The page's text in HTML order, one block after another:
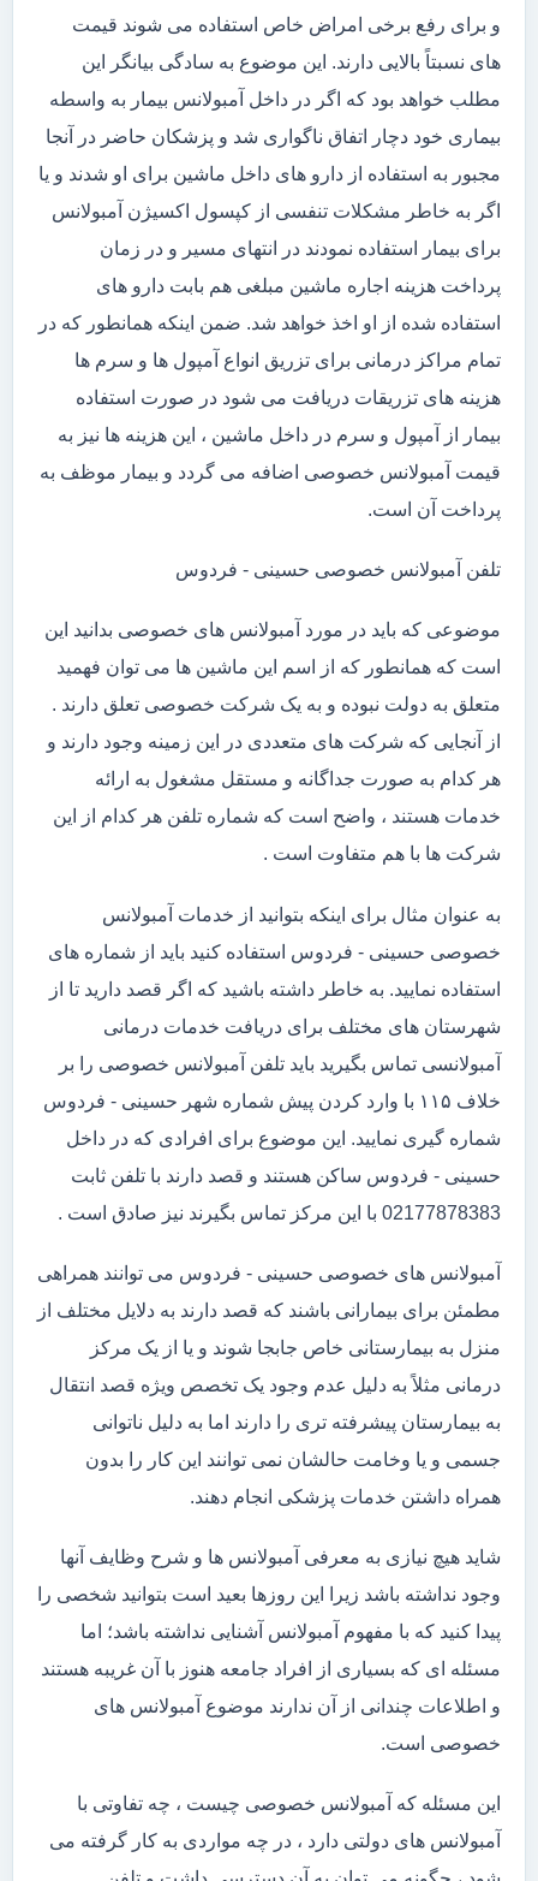
و برای رفع برخی امراض خاص استفاده می شوند قیمت
های نسبتاً بالایی دارند. این موضوع به سادگی بیانگر این
مطلب خواهد بود که اگر در داخل آمبولانس بیمار به واسطه
بیماری خود دچار اتفاق ناگواری شد و پزشکان حاضر در آنجا
مجبور به استفاده از دارو های داخل ماشین برای او شدند و یا
اگر به خاطر مشکلات تنفسی از کپسول اکسیژن آمبولانس
برای بیمار استفاده نمودند در انتهای مسیر و در زمان
پرداخت هزینه اجاره ماشین مبلغی هم بابت دارو های
استفاده شده از او اخذ خواهد شد. ضمن اینکه همانطور که در
تمام مراکز درمانی برای تزریق انواع آمپول ها و سرم ها
هزینه های تزریقات دریافت می شود در صورت استفاده
بیمار از آمپول و سرم در داخل ماشین ، این هزینه ها نیز به
قیمت آمبولانس خصوصی اضافه می گردد و بیمار موظف به
پرداخت آن است.
تلفن آمبولانس خصوصی حسینی - فردوس
موضوعی که باید در مورد آمبولانس های خصوصی بدانید این
است که همانطور که از اسم این ماشین ها می توان فهمید
متعلق به دولت نبوده و به یک شرکت خصوصی تعلق دارند .
از آنجایی که شرکت های متعددی در این زمینه وجود دارند و
هر کدام به صورت جداگانه و مستقل مشغول به ارائه
خدمات هستند ، واضح است که شماره تلفن هر کدام از این
شرکت ها با هم متفاوت است .
به عنوان مثال برای اینکه بتوانید از خدمات آمبولانس
خصوصی حسینی - فردوس استفاده کنید باید از شماره های
استفاده نمایید. به خاطر داشته باشید که اگر قصد دارید تا از
شهرستان های مختلف برای دریافت خدمات درمانی
آمبولانسی تماس بگیرید باید تلفن آمبولانس خصوصی را بر
خلاف ۱۱۵ با وارد کردن پیش شماره شهر حسینی - فردوس
شماره گیری نمایید. این موضوع برای افرادی که در داخل
حسینی - فردوس ساکن هستند و قصد دارند با تلفن ثابت
02177878383 با این مرکز تماس بگیرند نیز صادق است .
آمبولانس های خصوصی حسینی - فردوس می توانند همراهی
مطمئن برای بیمارانی باشند که قصد دارند به دلایل مختلف از
منزل به بیمارستانی خاص جابجا شوند و یا از یک مرکز
درمانی مثلاً به دلیل عدم وجود یک تخصص ویژه قصد انتقال
به بیمارستان پیشرفته تری را دارند اما به دلیل ناتوانی
جسمی و یا وخامت حالشان نمی توانند این کار را بدون
همراه داشتن خدمات پزشکی انجام دهند.
شاید هیچ نیازی به معرفی آمبولانس ها و شرح وظایف آنها
وجود نداشته باشد زیرا این روزها بعید است بتوانید شخصی را
پیدا کنید که با مفهوم آمبولانس آشنایی نداشته باشد؛ اما
مسئله ای که بسیاری از افراد جامعه هنوز با آن غریبه هستند
و اطلاعات چندانی از آن ندارند موضوع آمبولانس های
خصوصی است.
این مسئله که آمبولانس خصوصی چیست ، چه تفاوتی با
آمبولانس های دولتی دارد ، در چه مواردی به کار گرفته می